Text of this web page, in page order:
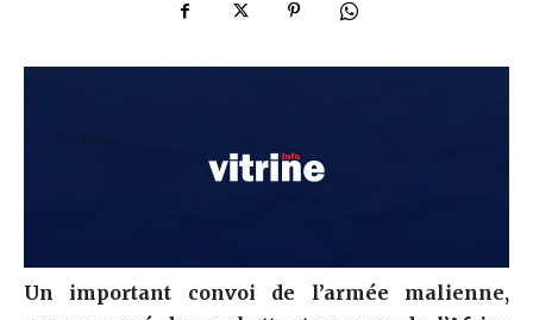
Un important convoi de l’armée malienne,